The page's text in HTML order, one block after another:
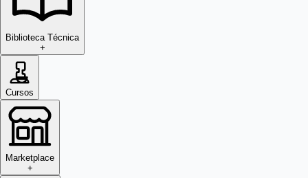
Biblioteca Técnica
+
Cursos
Marketplace
+